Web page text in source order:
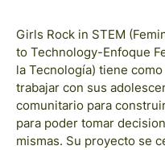
Girls Rock in STEM
to Technology-Enfoque
la Tecnología) tiene
trabajar con sus
comunitario para
para poder tomar
mismas. Su proyecto se